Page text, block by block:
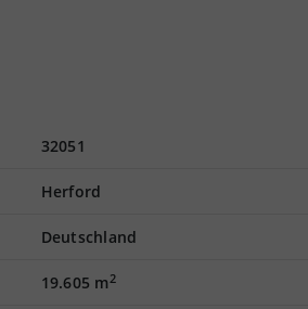
32051
Herford
Deutschland
19.605 m2